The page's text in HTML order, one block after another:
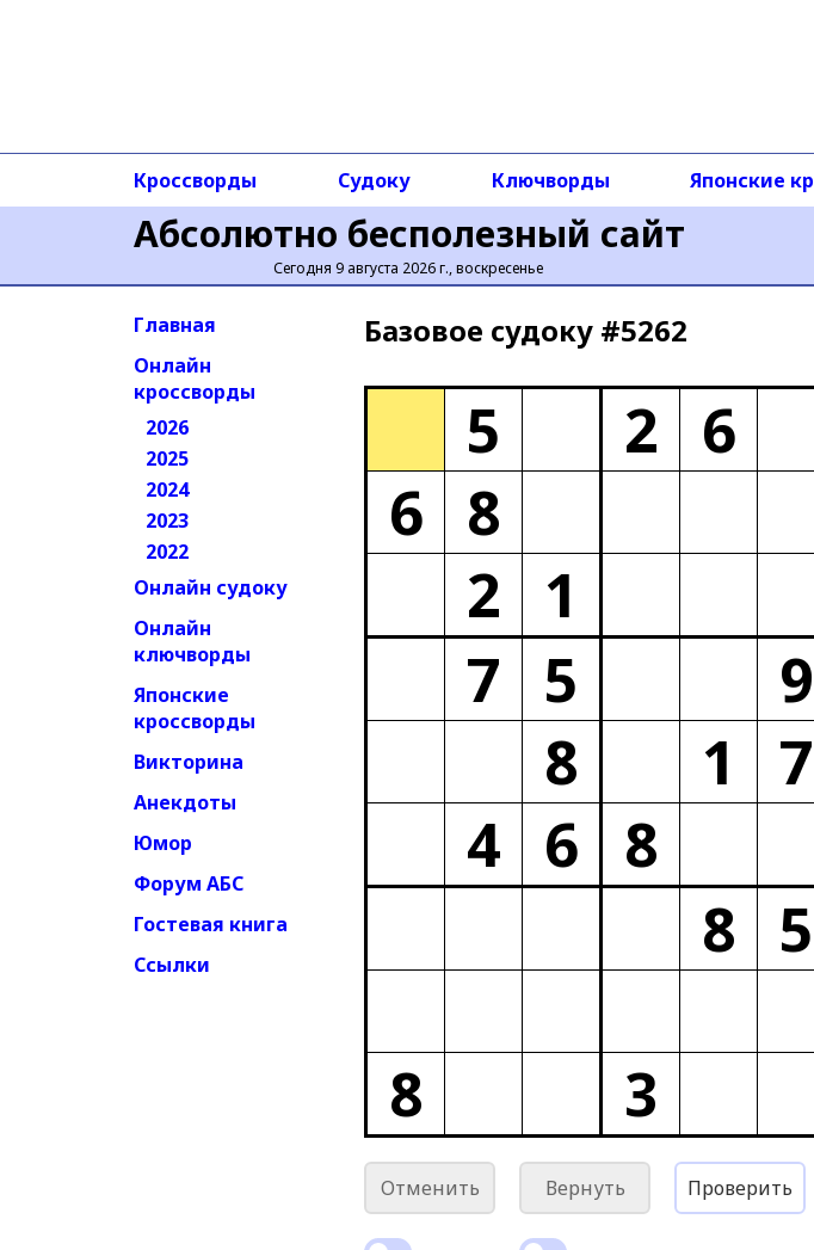
Абсолютно бесполезный сайт
Сегодня 9 августа 2026 г., воскресенье
Кроссворды Судоку Ключворды Японские
Главная
Онлайн
кроссворды
2026
2025
2024
2023
2022
Онлайн судоку
Онлайн
ключворды
Японские
кроссворды
Викторина
Анекдоты
Юмор
Форум АБС
Гостевая книга
Ссылки
Базовое cудоку #5262
5 2 6
6 8
2
1
7 5 9
8
1 7
4 6 8
8 5
8
3
Отменить Вернуть Проверить